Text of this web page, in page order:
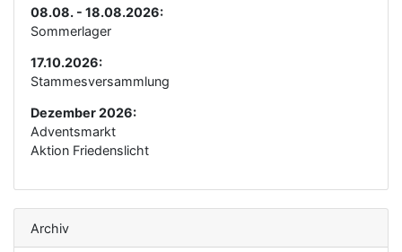
08.08. - 18.08.2026:
Sommerlager
17.10.2026:
Stammesversammlung
Dezember 2026:
Adventsmarkt
Aktion Friedenslicht
Archiv